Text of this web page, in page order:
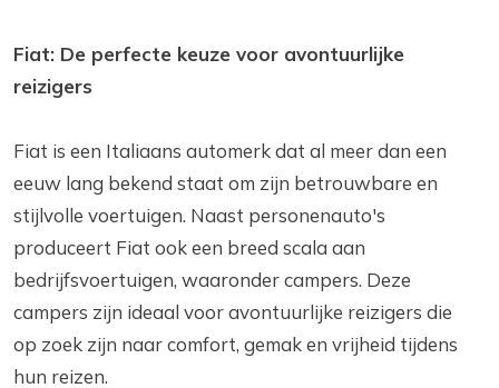
Fiat: De perfecte keuze voor avontuurlijke
reizigers
Fiat is een Italiaans automerk dat al meer dan een
eeuw lang bekend staat om zijn betrouwbare en
stijlvolle voertuigen. Naast personenauto's
produceert Fiat ook een breed scala aan
bedrijfsvoertuigen, waaronder campers. Deze
campers zijn ideaal voor avontuurlijke reizigers die
op zoek zijn naar comfort, gemak en vrijheid tijdens
hun reizen.